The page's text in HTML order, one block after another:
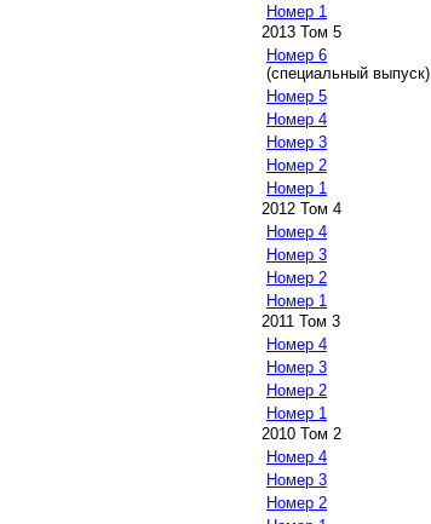
Номер 1
2013 Том 5
Номер 6
(специальный выпуск)
Номер 5
Номер 4
Номер 3
Номер 2
Номер 1
2012 Том 4
Номер 4
Номер 3
Номер 2
Номер 1
2011 Том 3
Номер 4
Номер 3
Номер 2
Номер 1
2010 Том 2
Номер 4
Номер 3
Номер 2